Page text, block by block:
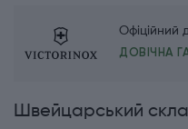
Офіційний
ДОВІЧНА
Швейцарський